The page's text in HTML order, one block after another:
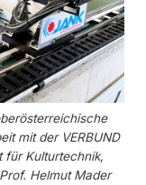
mit der VERBUND
für Kulturtechnik,
Helmut Mader